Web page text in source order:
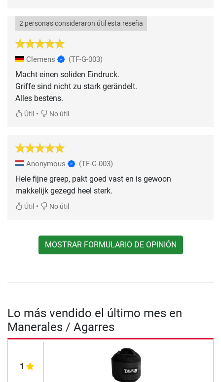
2 personas consideraron útil esta reseña
Clemens (TF-G-003)
Macht einen soliden Eindruck.
Griffe sind nicht zu stark gerändelt.
Alles bestens.
Útil • No útil
Anonymous (TF-G-003)
Hele fijne greep, pakt goed vast en is gewoon
makkelijk gezegd heel sterk.
Útil • No útil
MOSTRAR FORMULARIO DE OPINIÓN
Lo más vendido el último mes en
Manerales / Agarres
1